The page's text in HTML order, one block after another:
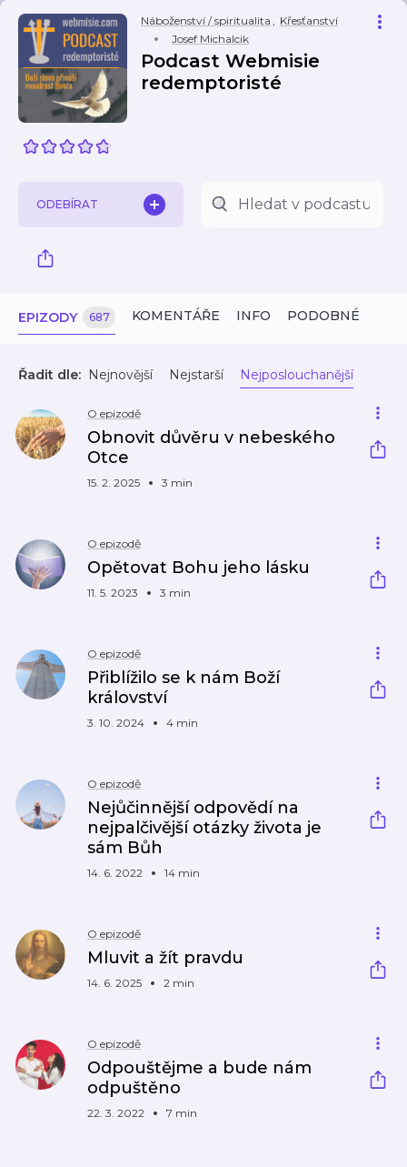
Náboženství / spiritualita , Křesťanství
Josef Michalcik
Podcast Webmisie
redemptoristé
ODEBÍRAT
EPIZODY 687 KOMENTÁŘE INFO PODOBNÉ
Řadit dle: Nejnovější Nejstarší Nejposlouchanější
O epizodě
Obnovit důvěru v nebeského
Otce
15. 2. 2025 3 min
O epizodě
Opětovat Bohu jeho lásku
11. 5. 2023 3 min
O epizodě
Přiblížilo se k nám Boží
království
3. 10. 2024 4 min
O epizodě
Nejůčinnější odpovědí na
nejpalčivější otázky života je
sám Bůh
14. 6. 2022 14 min
O epizodě
Mluvit a žít pravdu
14. 6. 2025 2 min
O epizodě
Odpouštějme a bude nám
odpuštěno
22. 3. 2022 7 min